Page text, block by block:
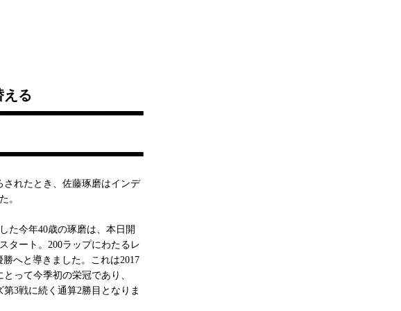
える
れたとき、佐藤琢磨はインデ
。
た今年40歳の琢磨は、本日開
タート。200ラップにわたるレ
勝へと導きました。これは2017
って今季初の栄冠であり、
3戦に続く通算2勝目となりま